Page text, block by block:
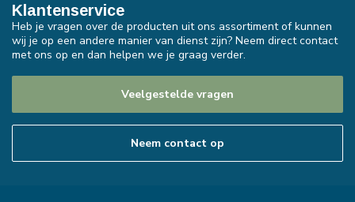
Klantenservice
Heb je vragen over de producten uit ons assortiment of kunnen
wij je op een andere manier van dienst zijn? Neem direct contact
met ons op en dan helpen we je graag verder.
Veelgestelde vragen
Neem contact op